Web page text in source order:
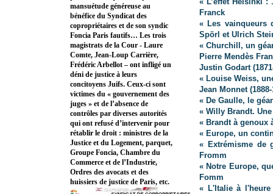
Franck
« Les vainqueurs
Spörl et Ulrich
« Churchill, un
Pierre Mendès
Justin Godart
« Louise Weiss,
Jean Monnet (1888-
« De Gaulle, le
« Willy Brandt.
« Brandt à genoux
« Europe, un
« Extrémisme de
Fromm
« Notre Europe,
Fomm
« L'Italie à
mansuétude généreuse au
bénéfice du Syndicat des
copropriétaires et de son syndic
Foncia Paris fautifs… Les trois
magistrats de la Cour - Laure
Comte, Jean-Loup Carrière,
Frédéric Arbellot – ont infligé un
déni de justice à leurs
concitoyens Juifs. Ceux-ci sont
victimes du « gouvernement des
juges » et de l’absence de
contrôles par diverses autorités
qui ont refusé d’intervenir pour
rétablir le droit : ministres de la
Justice et du Logement, parquet,
Groupe Foncia, Chambre du
Commerce et de l’Industrie,
Ordres des avocats et des
huissiers de justice de Paris, etc.